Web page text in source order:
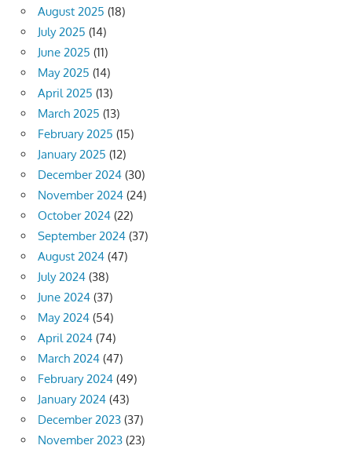
August 2025 (18)
July 2025 (14)
June 2025 (11)
May 2025 (14)
April 2025 (13)
March 2025 (13)
February 2025 (15)
January 2025 (12)
December 2024 (30)
November 2024 (24)
October 2024 (22)
September 2024 (37)
August 2024 (47)
July 2024 (38)
June 2024 (37)
May 2024 (54)
April 2024 (74)
March 2024 (47)
February 2024 (49)
January 2024 (43)
December 2023 (37)
November 2023 (23)